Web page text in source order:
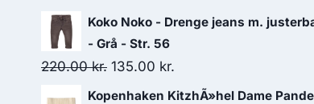
Koko Noko - Drenge jeans m.
- Grå - Str. 56
220.00kr. Original
price
135.00 kr.
price
Kopenhaken KitzhÃ»hel Dame